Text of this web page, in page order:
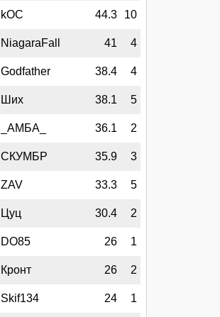
kOC 44.3 10
NiagaraFall 41 4
Godfather 38.4 4
Ших 38.1 5
_АМБА_ 36.1 2
СКУМБР 35.9 3
ZAV 33.3 5
Цуц 30.4 2
DO85 26 1
Кронт 26 2
Skif134 24 1